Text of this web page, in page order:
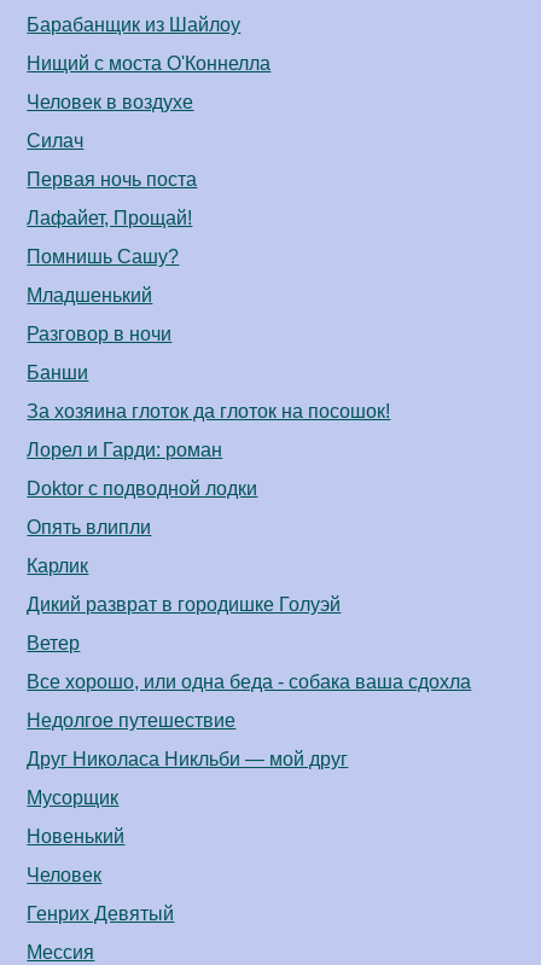
Барабанщик из Шайлоу
Нищий с моста О'Коннелла
Человек в воздухе
Силач
Первая ночь поста
Лафайет, Прощай!
Помнишь Сашу?
Младшенький
Разговор в ночи
Банши
За хозяина глоток да глоток на посошок!
Лорел и Гарди: роман
Doktor с подводной лодки
Опять влипли
Карлик
Дикий разврат в городишке Голуэй
Ветер
Все хорошо, или одна беда - собака ваша сдохла
Недолгое путешествие
Друг Николаса Никльби — мой друг
Мусорщик
Новенький
Человек
Генрих Девятый
Мессия